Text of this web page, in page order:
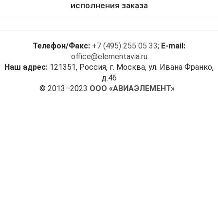
исполнения заказа
Телефон/Факс: +7 (495) 255 05 33; E-mail:
office@elementavia.ru
Наш адрес: 121351, Россия, г. Москва, ул. Ивана Франко,
д.46
© 2013–2023 ООО «АВИАЭЛЕМЕНТ»